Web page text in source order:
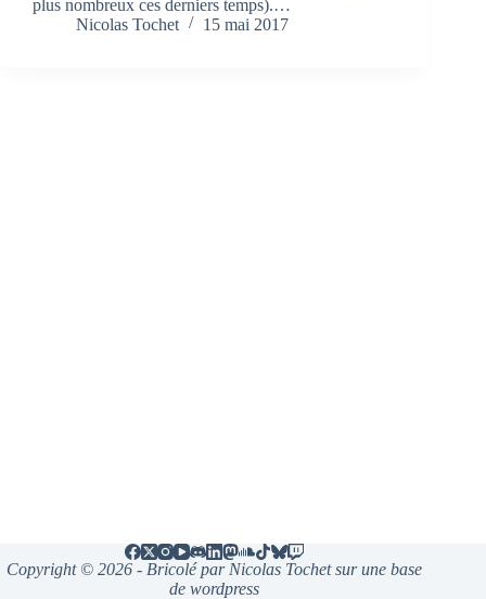
plus nombreux ces derniers temps).…
Nicolas Tochet
15 mai 2017
Copyright © 2026 - Bricolé par Nicolas Tochet sur une base
de wordpress